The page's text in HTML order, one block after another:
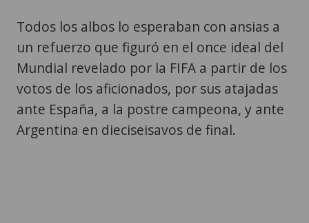
Todos los albos lo esperaban con ansias a
un refuerzo que figuró en el once ideal del
Mundial revelado por la FIFA a partir de los
votos de los aficionados, por sus atajadas
ante España, a la postre campeona, y ante
Argentina en dieciseisavos de final.